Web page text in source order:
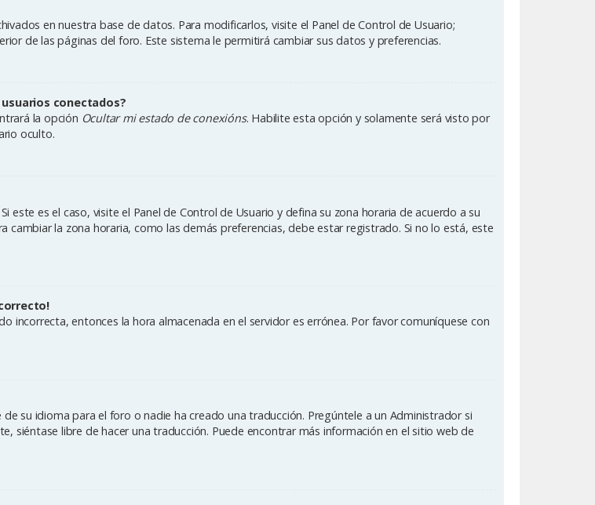
en nuestra base de datos. Para modificarlos, visite el Panel de Control de Usuario;
de las páginas del foro. Este sistema le permitirá cambiar sus datos y preferencias.
conectados?
la opción Ocultar mi estado de conexións. Habilite esta opción y solamente será visto por
oculto.
es el caso, visite el Panel de Control de Usuario y defina su zona horaria de acuerdo a su
cambiar la zona horaria, como las demás preferencias, debe estar registrado. Si no lo está, este
incorrecta, entonces la hora almacenada en el servidor es errónea. Por favor comuníquese con
su idioma para el foro o nadie ha creado una traducción. Pregúntele a un Administrador si
siéntase libre de hacer una traducción. Puede encontrar más información en el sitio web de